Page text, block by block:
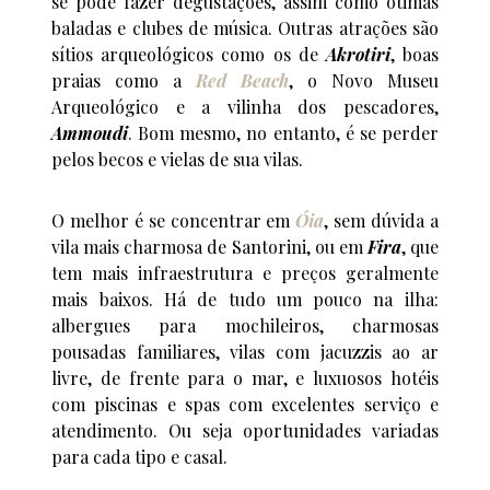
baladas e clubes de música. Outras atrações são
sítios arqueológicos como os deAkrotiri, boas
praias como a Red Beach, o Novo Museu
Arqueológico e a vilinha dos pescadores,
Ammoudi. Bom mesmo, no entanto, é se perder
pelos becos e vielas de sua vilas.
O melhor é se concentrar emÓia, sem dúvida a
vila mais charmosa de Santorini, ou em Fira, que
tem mais infraestrutura e preços geralmente
mais baixos. Há de tudo um pouco na ilha:
albergues para mochileiros, charmosas
pousadas familiares, vilas com jacuzzis ao ar
livre, de frente para o mar, e luxuosos hotéis
com piscinas e spas com excelentes serviço e
atendimento. Ou seja oportunidades variadas
para cada tipo e casal.